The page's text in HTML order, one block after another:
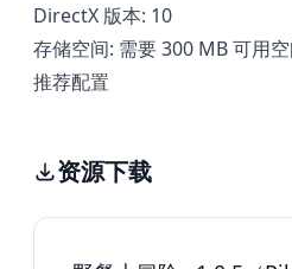
DirectX 版本: 10
存储空间: 需要 300 MB 可用
推荐配置
资源下载